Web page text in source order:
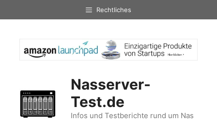
Rechtliches
Nasserver-
Test.de
Infos und Testberichte rund um Nas